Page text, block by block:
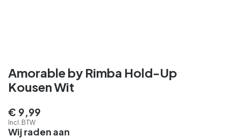
Amorable by Rimba Hold-Up
Kousen Wit
€ 9,99
Incl. BTW
Wij raden aan